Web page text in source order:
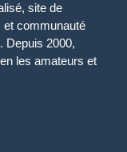
site de
et communauté
Depuis 2000,
les amateurs et